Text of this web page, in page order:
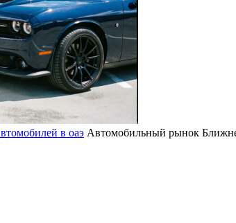
в оаэ Автомобильный рынок